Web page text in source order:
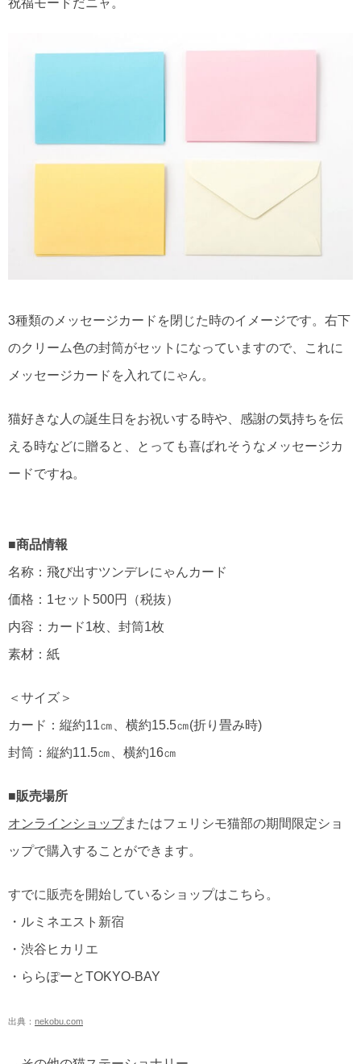
祝福モードだニャ。
3種類のメッセージカードを閉じた時のイメージです。右下
のクリーム色の封筒がセットになっていますので、これに
メッセージカードを入れてにゃん。
猫好きな人の誕生日をお祝いする時や、感謝の気持ちを伝
える時などに贈ると、とっても喜ばれそうなメッセージカ
ードですね。
■商品情報
名称：飛び出すツンデレにゃんカード
価格：1セット500円（税抜）
内容：カード1枚、封筒1枚
素材：紙
＜サイズ＞
カード：縦約11㎝、横約15.5㎝(折り畳み時)
封筒：縦約11.5㎝、横約16㎝
■販売場所
オンラインショップまたはフェリシモ猫部の期間限定ショ
ップで購入することができます。
すでに販売を開始しているショップはこちら。
・ルミネエスト新宿
・渋谷ヒカリエ
・ららぽーとTOKYO-BAY
出典： nekobu.com